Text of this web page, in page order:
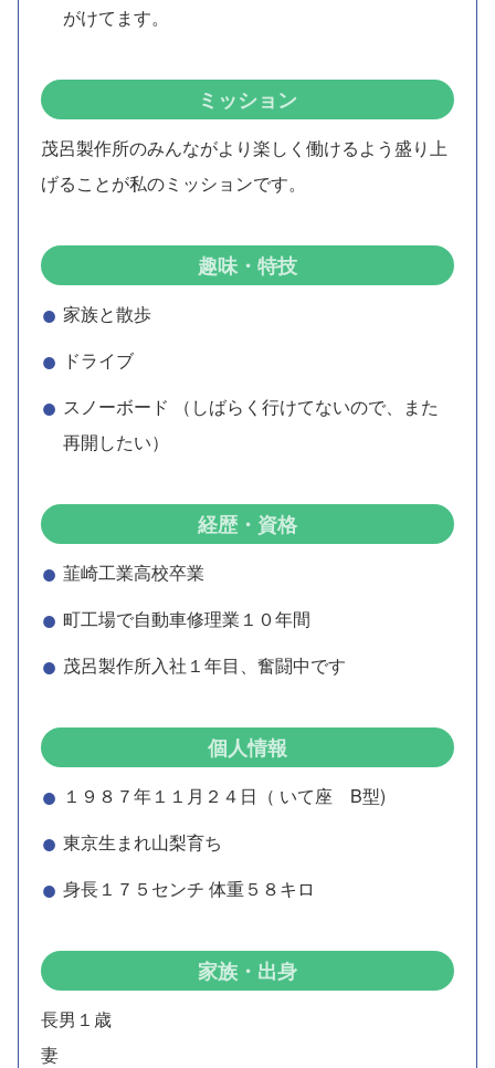
がけてます。
ミッション
茂呂製作所のみんながより楽しく働けるよう盛り上
げることが私のミッションです。
趣味・特技
家族と散歩
ドライブ
スノーボード （しばらく行けてないので、また
再開したい）
経歴・資格
韮崎工業高校卒業
町工場で自動車修理業１０年間
茂呂製作所入社１年目、奮闘中です
個人情報
１９８７年１１月２４日（ いて座 B型)
東京生まれ山梨育ち
身長１７５センチ 体重５８キロ
家族・出身
長男１歳
妻